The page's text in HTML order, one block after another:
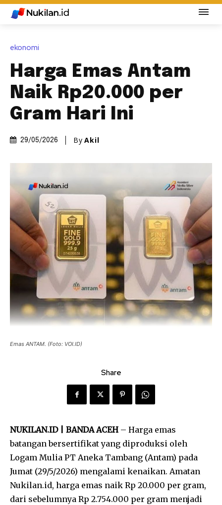
ekonomi
Harga Emas Antam
Naik Rp20.000 per
Gram Hari Ini
29/05/2026 By Akil
Emas ANTAM. (Foto: VOI.ID)
Share
NUKILAN.ID | BANDA ACEH – Harga emas
batangan bersertifikat yang diproduksi oleh
Logam Mulia PT Aneka Tambang (Antam) pada
Jumat (29/5/2026) mengalami kenaikan. Amatan
Nukilan.id, harga emas naik Rp 20.000 per gram,
dari sebelumnya Rp 2.754.000 per gram menjadi